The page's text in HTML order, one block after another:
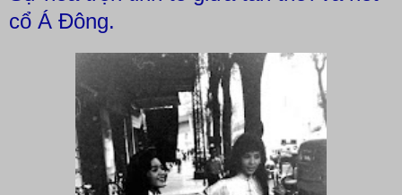
cổ Á Đông.